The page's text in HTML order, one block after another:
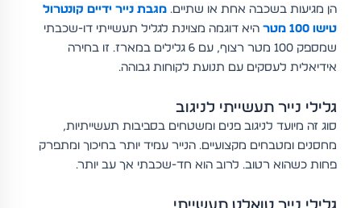
הן מגיעות בשכבה אחת או שתיים. מגבת נייר ידיים קונטרול
טישו 100 מטר
היא דוגמה מצוינת לגליל תעשייתי דו-שכבתי
שמספק 100 מטר רצוף, עם 6 גלילים במארז. זו בחירה
אידיאלית לעסקים עם תנועת לקוחות גבוהה.
גלילי נייר תעשייתי לניגוב
סוג זה מיועד לניגוב פנים ומשטחים בסביבות תעשייתיות,
מחסנים ומטבחים מקצועיים. הנייר עמיד יותר בחיכוך ומתפרק
פחות כשהוא רטוב. לרוב הוא חד-שכבתי אך עב יותר.
גלילי נייר טואלט תעשייתי